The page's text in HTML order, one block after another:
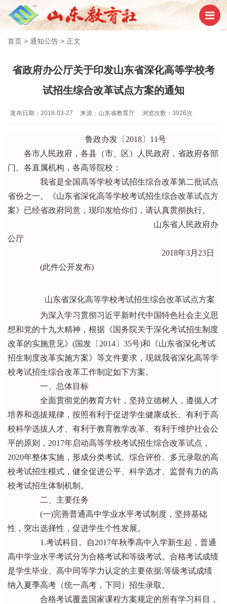
首页 > 通知公告 > 正文
省政府办公厅关于印发山东省深化高等学校考
试招生综合改革试点方案的通知
发布日期：2018-03-27 来源：山东省教育厅 浏览次数：3926次
鲁政办发〔2018〕11号
各市人民政府，各县（市、区）人民政府，省政府各部
门、各直属机构，各高等院校：
我省是全国高等学校考试招生综合改革第二批试点
省份之一。《山东省深化高等学校考试招生综合改革试点方
案》已经省政府同意，现印发给你们，请认真贯彻执行。
山东省人民政府办
公厅
2018年3月23日
(此件公开发布)
山东省深化高等学校考试招生综合改革试点方案
为深入学习贯彻习近平新时代中国特色社会主义思
想和党的十九大精神，根据《国务院关于深化考试招生制度
改革的实施意见》(国发〔2014〕35号)和《山东省深化考试
招生制度改革实施方案》等文件要求，现就我省深化高等学
校考试招生综合改革工作制定如下方案。
一、总体目标
全面贯彻党的教育方针，坚持立德树人，遵循人才
培养和选拔规律，按照有利于促进学生健康成长、有利于高
校科学选拔人才、有利于教育教学改革、有利于维护社会公
平的原则，2017年启动高等学校考试招生综合改革试点，
2020年整体实施，形成分类考试、综合评价、多元录取的高
校考试招生模式，健全促进公平、科学选才、监督有力的高
校考试招生体制机制。
二、主要任务
(一)完善普通高中学业水平考试制度，坚持基础
性，突出选择性，促进学生个性发展。
1.考试科目。自2017年秋季高中入学新生起，普通
高中学业水平考试分为合格考试和等级考试。合格考试成绩
是学生毕业、高中同等学力认定的主要依据;等级考试成绩
纳入夏季高考（统一高考，下同）招生录取。
合格考试覆盖国家课程方案规定的所有学习科目，